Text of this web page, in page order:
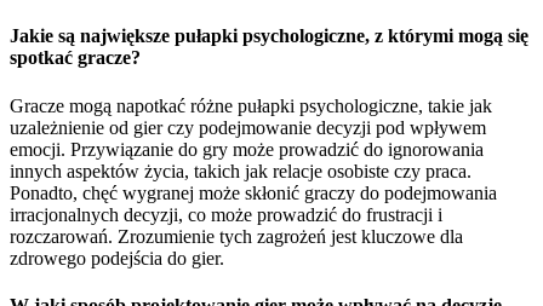
Jakie są największe pułapki psychologiczne, z którymi mogą się
spotkać gracze?
Gracze mogą napotkać różne pułapki psychologiczne, takie jak
uzależnienie od gier czy podejmowanie decyzji pod wpływem
emocji. Przywiązanie do gry może prowadzić do ignorowania
innych aspektów życia, takich jak relacje osobiste czy praca.
Ponadto, chęć wygranej może skłonić graczy do podejmowania
irracjonalnych decyzji, co może prowadzić do frustracji i
rozczarowań. Zrozumienie tych zagrożeń jest kluczowe dla
zdrowego podejścia do gier.